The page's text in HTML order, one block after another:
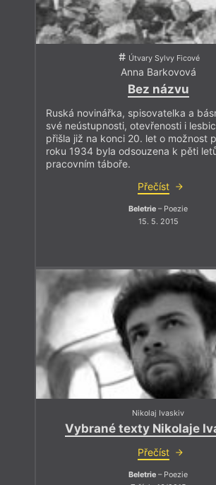
Útvary Sylvy Ficové
Anna Barkovová
Bez názvu
Ruská novinářka, spisovatelka a
své neústupnosti, otevřenosti i
přišla již na konci 20. let o možnost
roku 1934 byla odsouzena k pěti
pracovním táboře.
Přečíst
Beletrie – Poezie
15. 5. 2015
Nikolaj Ivaskiv
Vybrané texty Nikolaje
Přečíst
Beletrie – Poezie